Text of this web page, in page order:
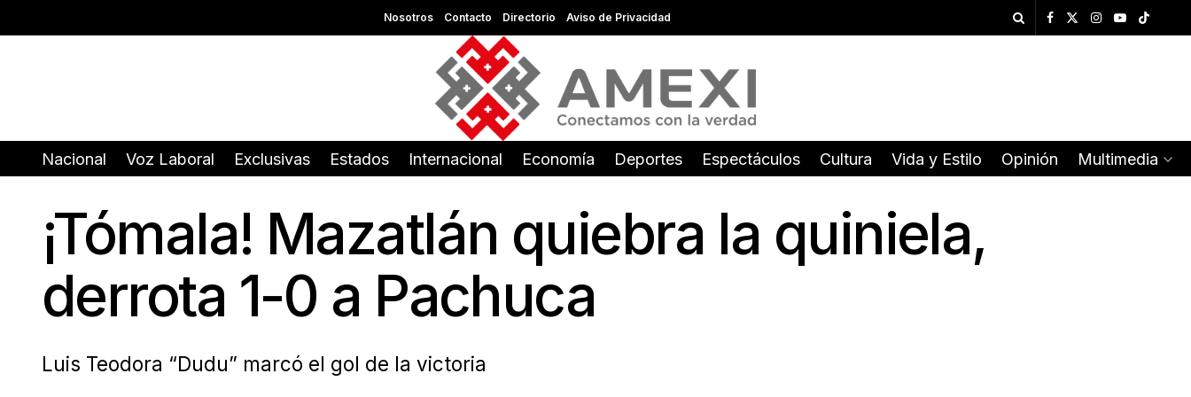
Nosotros Contacto Directorio Aviso de Privacidad
Nacional Voz Laboral Exclusivas Estados Internacional Economía Deportes Espectáculos Cultura Vida y Estilo Opinión Multimedia
¡Tómala! Mazatlán quiebra la quiniela,
derrota 1-0 a Pachuca
Luis Teodora “Dudu” marcó el gol de la victoria